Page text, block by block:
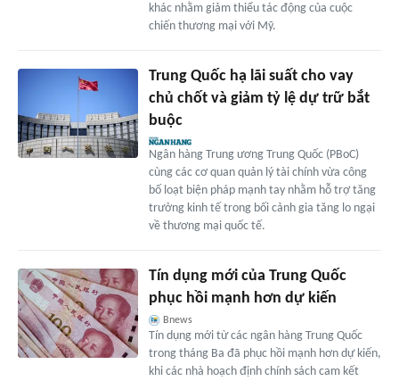
khác nhằm giảm thiểu tác động của cuộc
chiến thương mại với Mỹ.
Trung Quốc hạ lãi suất cho vay
chủ chốt và giảm tỷ lệ dự trữ bắt
buộc
Ngân hàng Trung ương Trung Quốc (PBoC)
cùng các cơ quan quản lý tài chính vừa công
bố loạt biện pháp mạnh tay nhằm hỗ trợ tăng
trưởng kinh tế trong bối cảnh gia tăng lo ngại
về thương mại quốc tế.
Tín dụng mới của Trung Quốc
phục hồi mạnh hơn dự kiến
Bnews
Tín dụng mới từ các ngân hàng Trung Quốc
trong tháng Ba đã phục hồi mạnh hơn dự kiến,
khi các nhà hoạch định chính sách cam kết